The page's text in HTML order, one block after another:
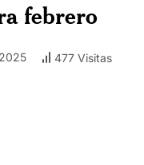
febrero
477 Visitas